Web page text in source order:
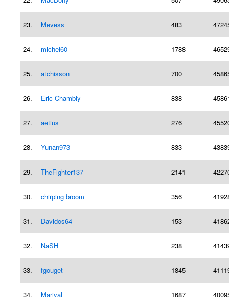
23. Mevess 483
24. michel60 1788
25. atchisson 700
26. Eric-Chambly 838
27. aetius 276
28. Yunan973 833
29. TheFighter137 2141
30. chirping broom 356
31. Davidos64 153
32. NaSH 238
33. fgouget 1845
34. Marival 1687